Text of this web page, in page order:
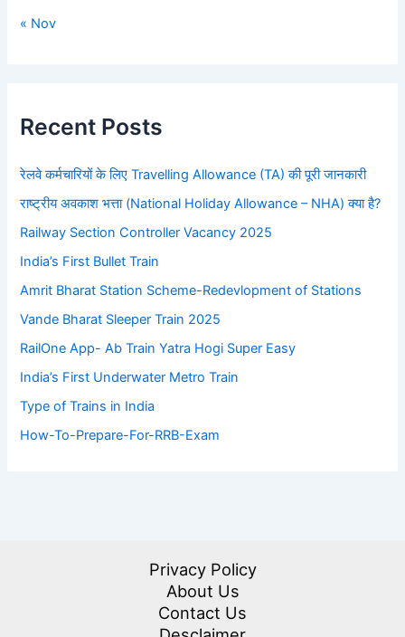
« Nov
Recent Posts
रेलवे कर्मचारियों के लिए Travelling Allowance (TA) की पूरी जानकारी
राष्ट्रीय अवकाश भत्ता (National Holiday Allowance – NHA) क्या है?
Railway Section Controller Vacancy 2025
India’s First Bullet Train
Amrit Bharat Station Scheme-Redevlopment of Stations
Vande Bharat Sleeper Train 2025
RailOne App- Ab Train Yatra Hogi Super Easy
India’s First Underwater Metro Train
Type of Trains in India
How-To-Prepare-For-RRB-Exam
Privacy Policy
About Us
Contact Us